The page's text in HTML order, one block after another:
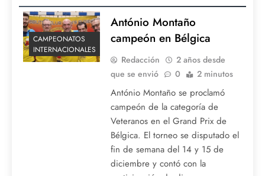
CAMPEONATOS
INTERNACIONALES
António Montaño
campeón en Bélgica
Redacción
2 años desde
que se envió
0 2 minutos
António Montaño se proclamó
campeón de la categoría de
Veteranos en el Grand Prix de
Bélgica. El torneo se disputado el
fin de semana del 14 y 15 de
diciembre y contó con la